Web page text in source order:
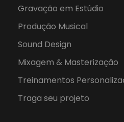
Gravação em Estúdio
Produção Musical
Sound Design
Mixagem & Masterização
Treinamentos
Traga seu projeto